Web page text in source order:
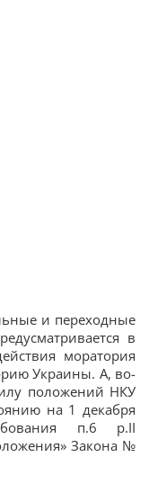
и переходные
в
моратория
Украины. А, во-
положений НКУ
на 1 декабря
п.6 р.II
Закона №